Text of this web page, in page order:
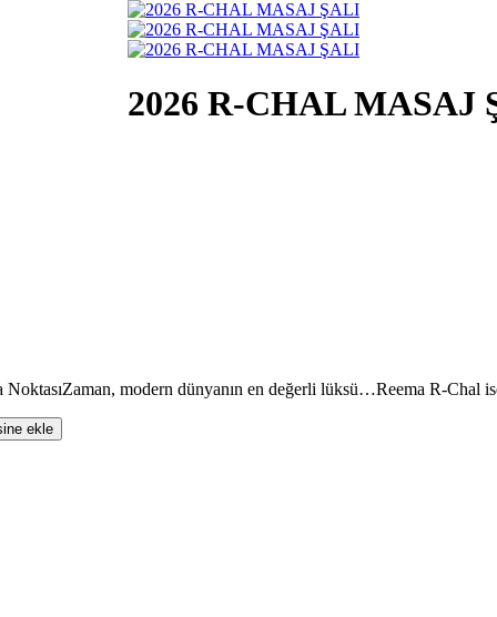
2026 R-CHAL MASAJ
modern dünyanın en değerli lüksü…Reema R-Chal
ekle